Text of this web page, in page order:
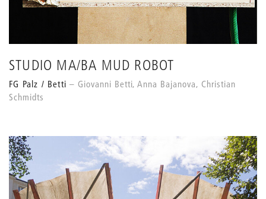
STUDIO MA/BA MUD ROBOT
FG Palz / Betti
Giovanni Betti, Anna Bajanova, Christian
Schmidts